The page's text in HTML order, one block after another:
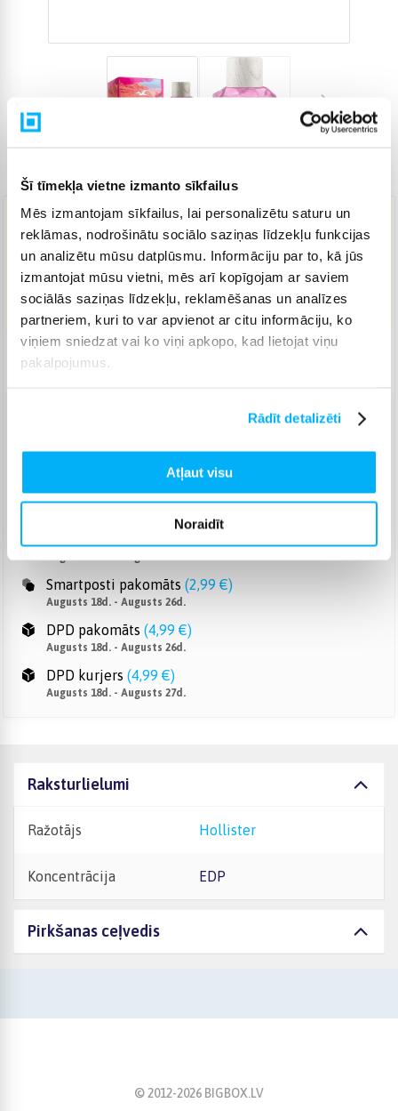
Šī tīmekļa vietne izmanto sīkfailus
Mēs izmantojam sīkfailus, lai personalizētu saturu un
reklāmas, nodrošinātu sociālo saziņas līdzekļu funkcijas
un analizētu mūsu datplūsmu. Informāciju par to, kā jūs
izmantojat mūsu vietni, mēs arī kopīgojam ar saviem
sociālās saziņas līdzekļu, reklamēšanas un analīzes
partneriem, kuri to var apvienot ar citu informāciju, ko
viņiem sniedzat vai ko viņi apkopo, kad lietojat viņu
pakalpojumus.
Rādīt detalizēti
Atļaut visu
Noraidīt
25,26 €
IELIKT GROZĀ
Piegāde: 7-14 d.d.
Augusts 18d. - Augusts 26d.
3,99 €)
Apmaksā pilnu summu skaidrā naudā piegādes brīdī.
Smartposti pakomāts (2,99 €)
Augusts 18d. - Augusts 26d.
DPD pakomāts (4,99 €)
Augusts 18d. - Augusts 26d.
DPD kurjers (4,99 €)
Augusts 18d. - Augusts 27d.
Raksturlielumi
Ražotājs Hollister
Koncentrācija EDP
Pirkšanas ceļvedis
© 2012-2026 BIGBOX.LV